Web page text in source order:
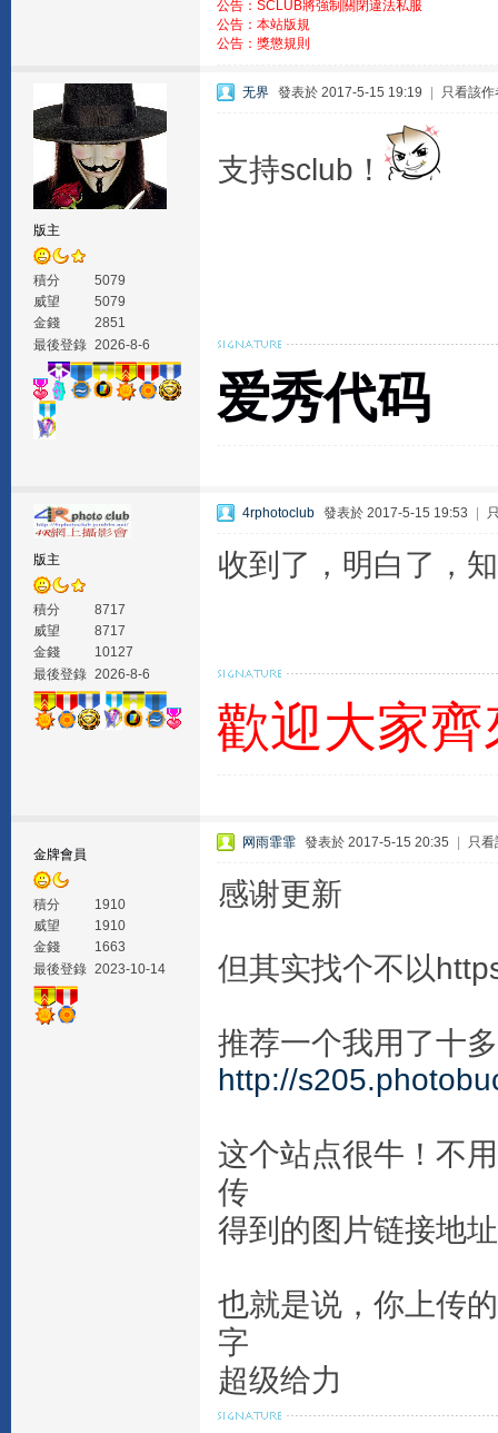
公告：SCLUB將強制關閉違法私服
公告：本站版規
公告：獎懲規則
版主
積分
5079
威望
5079
金錢
2851
最後登錄 2026-8-6
无界 發表於 2017-5-15 19:19 只看該作
支持sclub！
爱秀代码
版主
積分
8717
威望
8717
金錢
10127
最後登錄 2026-8-6
4rphotoclub 發表於 2017-5-15 19:53
收到了，明白了，
歡迎大家
金牌會員
積分
1910
威望
1910
金錢
1663
最後登錄 2023-10-14
网雨霏霏 發表於 2017-5-15 20:35 只看
感谢更新
但其实找个不以
推荐一个我用了十
http://
这个站点很牛！不
传
得到的图片链接地
也就是说，你上传
字
超级给力